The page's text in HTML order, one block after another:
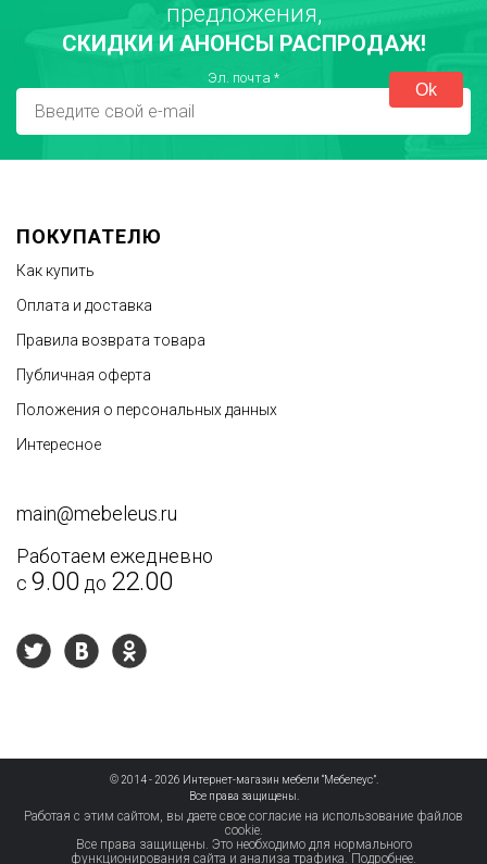
Недостатки
Текст отзыва*
Рекомендуете друзьям?
Оценка
предложения,
СКИДКИ И АНОНСЫ РАСПРОДАЖ!
Эл. почта *
ПОКУПАТЕЛЮ
Как купить
Оплата и доставка
Правила возврата товара
Публичная оферта
Положения о персональных данных
Интересное
main@mebeleus.ru
Работаем ежедневно
с 9.00до 22.00
© 2014 - 2026 Интернет-магазин мебели “Мебелеус”.
Все права защищены.
Работая с этим сайтом, вы даете свое согласие на использование файлов
cookie.
Все права защищены. Это необходимо для нормального
функционирования сайта и анализа трафика. Подробнее.